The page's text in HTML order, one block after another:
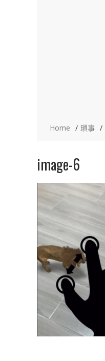
Home 瑣事
image-6